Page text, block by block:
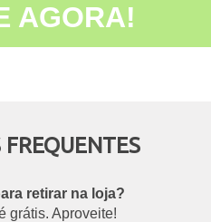
AGORA!
FREQUENTES
retirar na loja?
grátis. Aproveite!